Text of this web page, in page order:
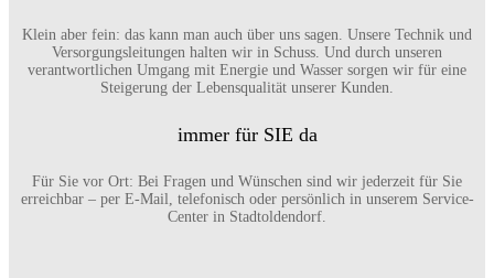
Klein aber fein: das kann man auch über uns sagen. Unsere Technik und
Versorgungsleitungen halten wir in Schuss. Und durch unseren
verantwortlichen Umgang mit Energie und Wasser sorgen wir für eine
Steigerung der Lebensqualität unserer Kunden.
immer für SIE da
Für Sie vor Ort: Bei Fragen und Wünschen sind wir jederzeit für Sie
erreichbar – per E-Mail, telefonisch oder persönlich in unserem Service-
Center in Stadtoldendorf.